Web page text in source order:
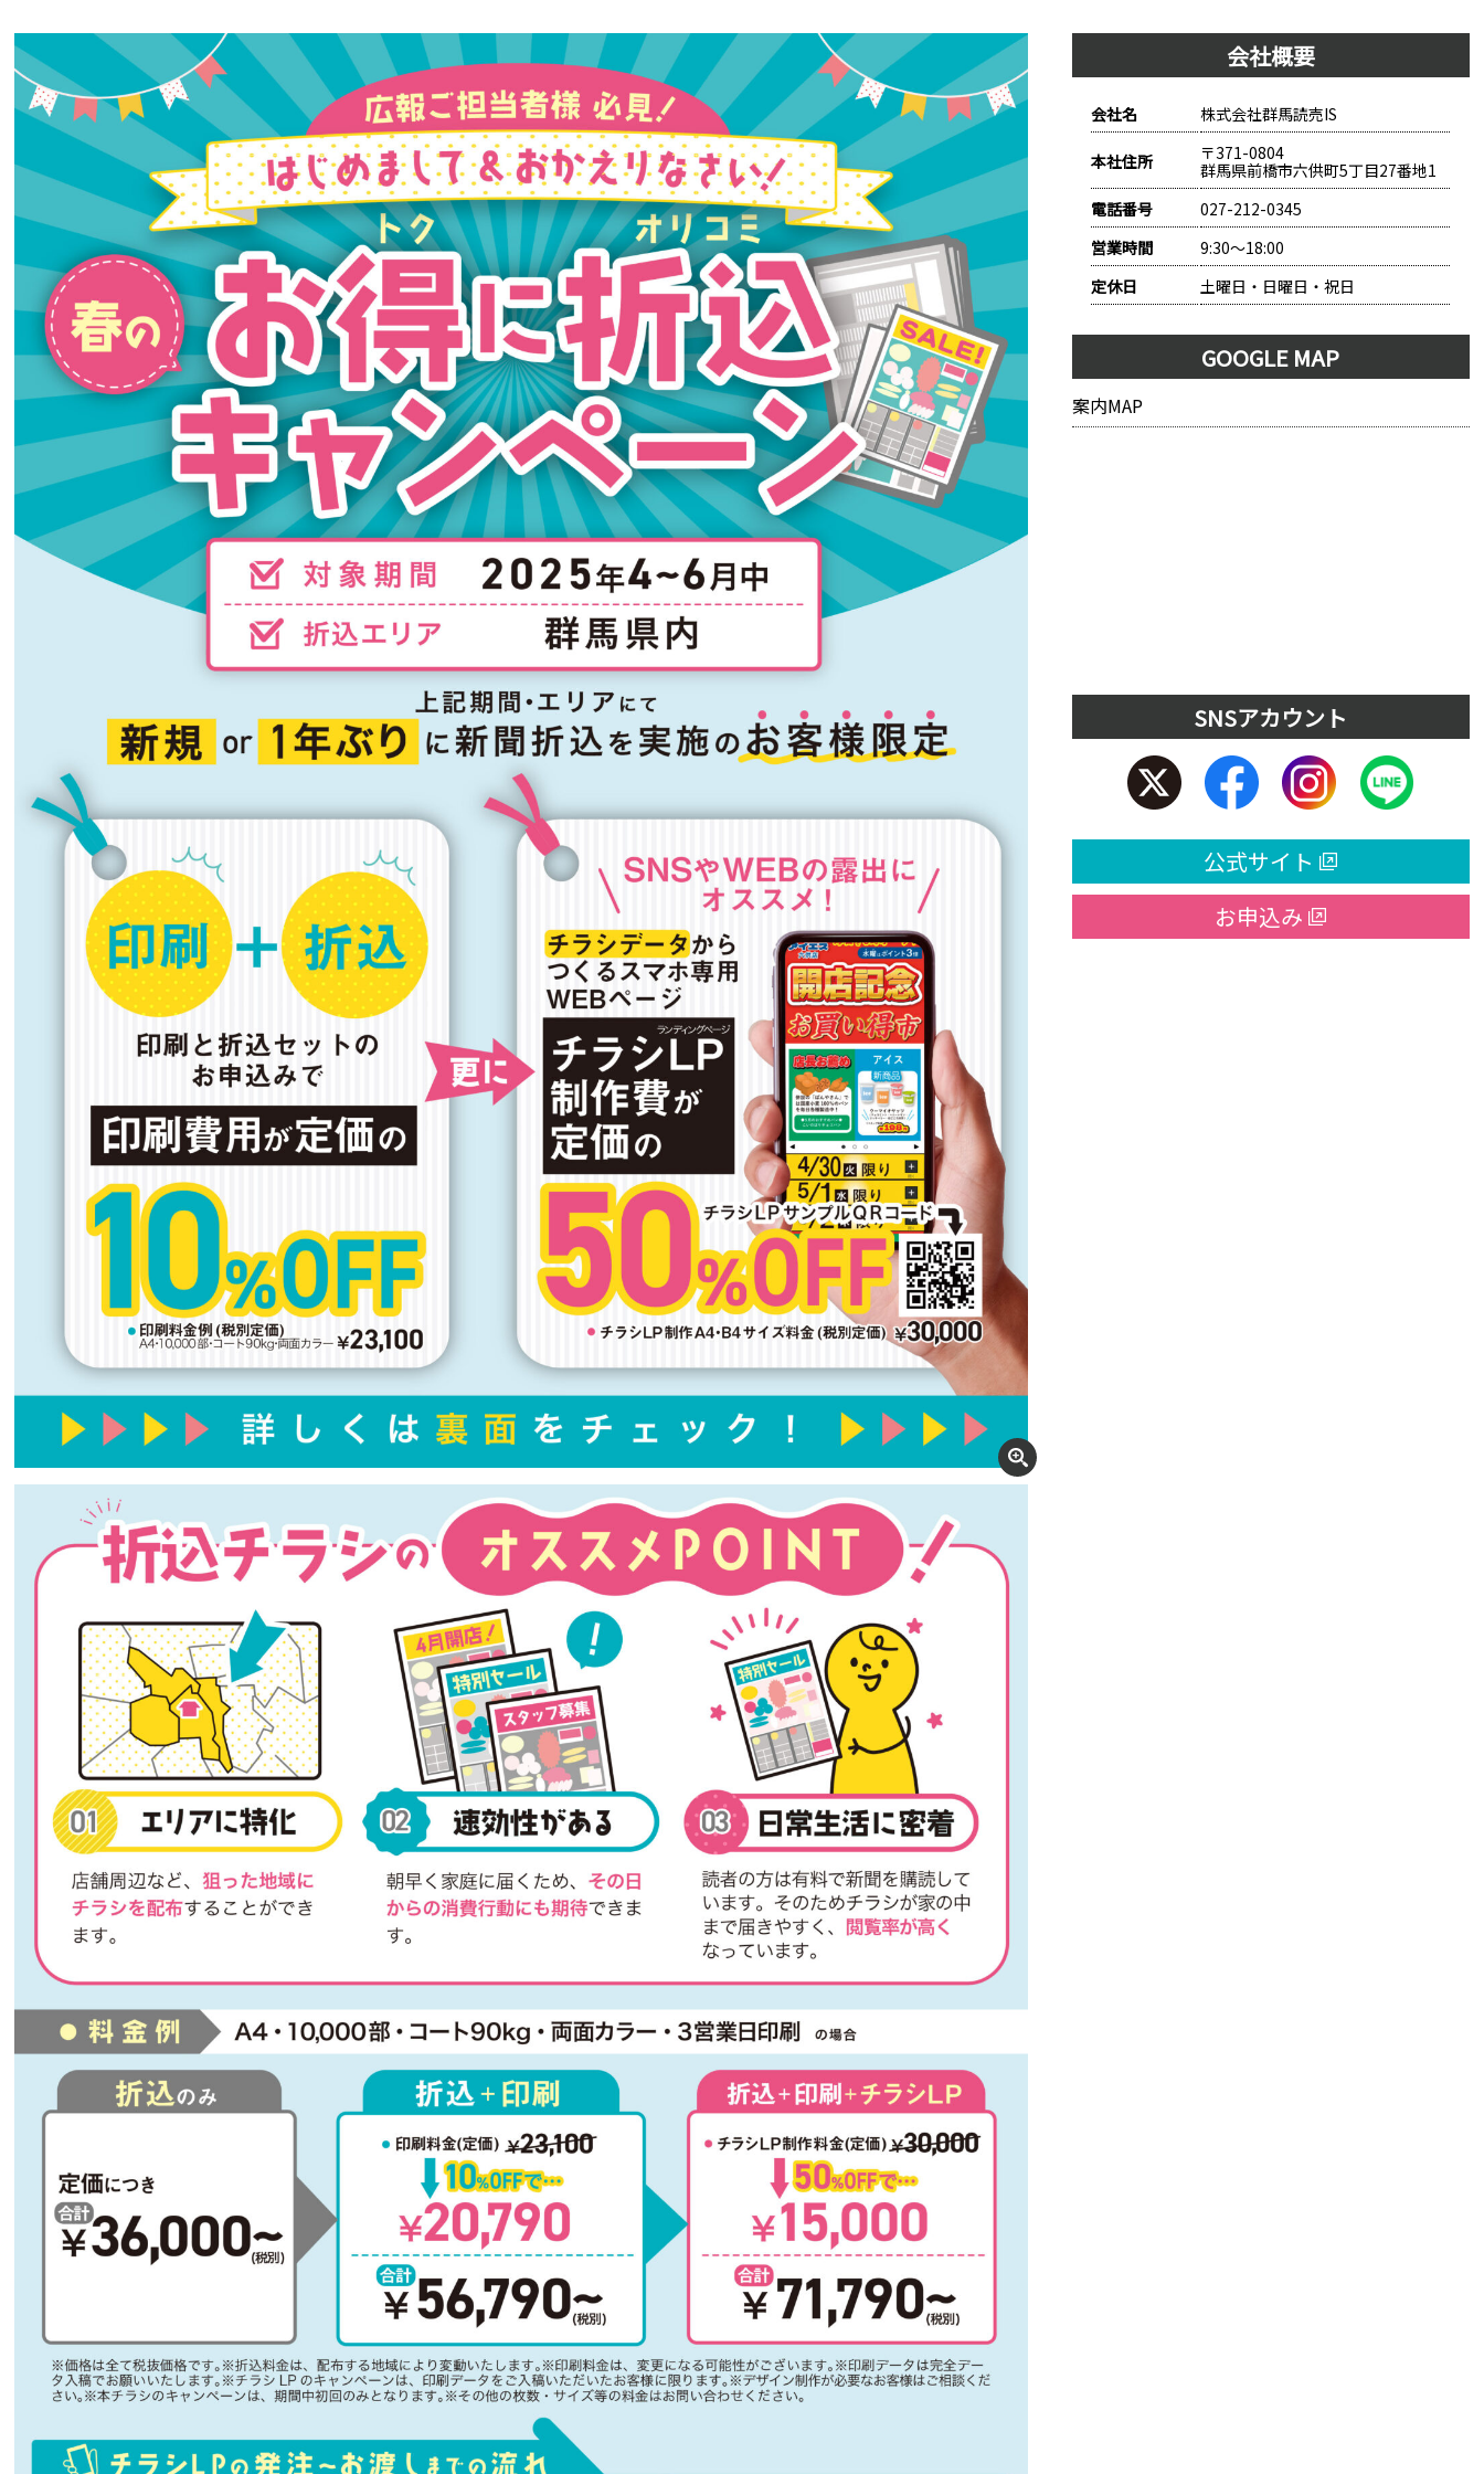
会社概要
会社名 株式会社群馬読売IS
本社住所
〒371-0804
群馬県前橋市六供町5丁目27番地1
電話番号
027-212-0345
営業時間
9:30～18:00
定休日
土曜日・日曜日・祝日
GOOGLE MAP
案内MAP
SNSアカウント
公式サイト
お申込み